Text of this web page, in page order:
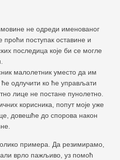
не одреди именованог
проћи поступак оставине и
последица које би се могле
малолетник уместо да им
ће одлучити ко ће управљати
лице не постане пунолетно.
корисника, попут моје уже
довешће до спорова након
примера. Да резимирамо,
врло пажљиво, уз помоћ